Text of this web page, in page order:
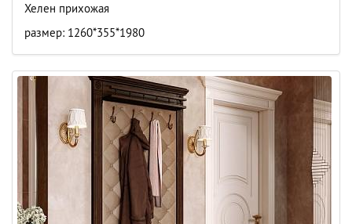
Хелен прихожая
размер: 1260*355*1980